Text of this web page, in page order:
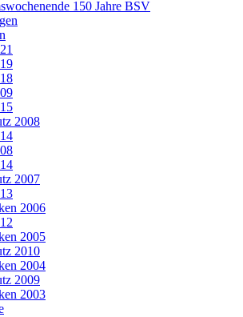
150 Jahre BSV
2008
2007
2006
2005
2010
2004
2009
2003